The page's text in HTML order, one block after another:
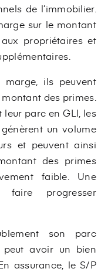
de l’immobilier.
sur le montant
propriétaires et
ils peuvent
des primes.
parc en GLI, les
un volume
et peuvent ainsi
des primes
faible. Une
progresser
son parc
peut avoir un bien
assurance, le S/P